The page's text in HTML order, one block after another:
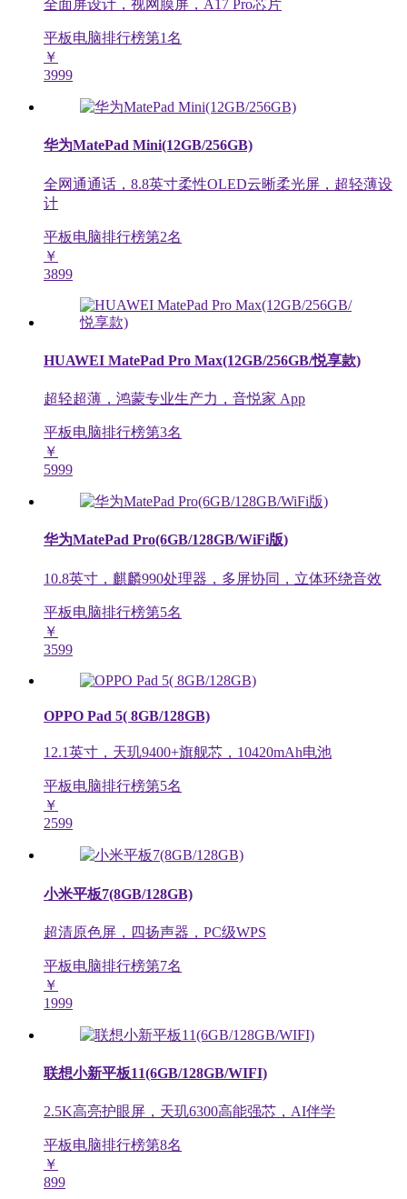
全面屏设计，视网膜屏，A17 Pro芯片
平板电脑排行榜第1名
￥
3999
华为MatePad Mini(12GB/256GB)
全网通通话，8.8英寸柔性OLED云晰柔光屏，超轻薄设
计
平板电脑排行榜第2名
￥
3899
HUAWEI MatePad Pro Max(12GB/256GB/悦享款)
超轻超薄，鸿蒙专业生产力，音悦家 App
平板电脑排行榜第3名
￥
5999
华为MatePad Pro(6GB/128GB/WiFi版)
10.8英寸，麒麟990处理器，多屏协同，立体环绕音效
平板电脑排行榜第5名
￥
3599
OPPO Pad 5( 8GB/128GB)
12.1英寸，天玑9400+旗舰芯，10420mAh电池
平板电脑排行榜第5名
￥
2599
小米平板7(8GB/128GB)
超清原色屏，四扬声器，PC级WPS
平板电脑排行榜第7名
￥
1999
联想小新平板11(6GB/128GB/WIFI)
2.5K高亮护眼屏，天玑6300高能强芯，AI伴学
平板电脑排行榜第8名
￥
899